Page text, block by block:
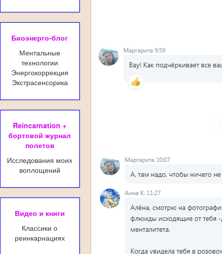
Биоэнерго-блог
Ментальные
технологии
Энергокоррекция
Экстрасенсорика
Reincarnation +
бортовой журнал
полетов
Исследования моих
воплощений
Видео и книги
Классики о
реинкарнациях